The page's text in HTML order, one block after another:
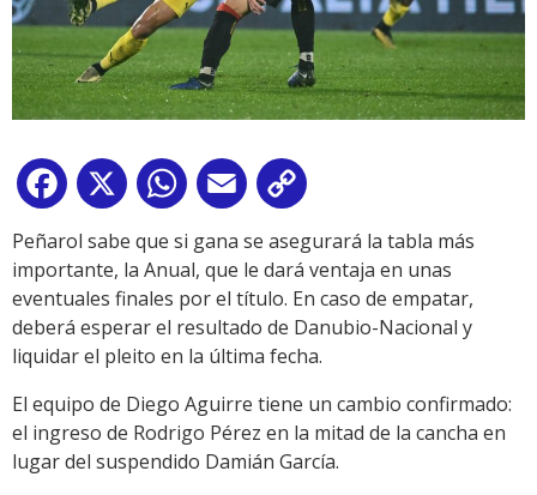
Facebook
X WhatsApp
Email
Link
Peñarol sabe que si gana se asegurará la tabla más
importante, la Anual, que le dará ventaja en unas
eventuales finales por el título. En caso de empatar,
deberá esperar el resultado de Danubio-Nacional y
liquidar el pleito en la última fecha.
El equipo de Diego Aguirre tiene un cambio confirmado:
el ingreso de Rodrigo Pérez en la mitad de la cancha en
lugar del suspendido Damián García.